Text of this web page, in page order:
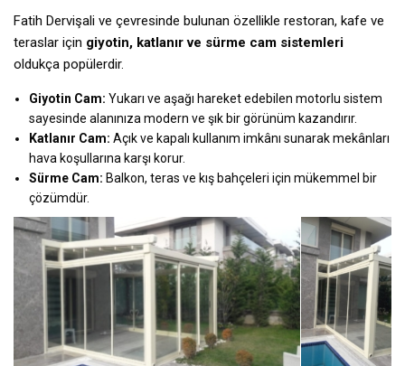
Fatih Dervişali ve çevresinde bulunan özellikle restoran, kafe ve
teraslar için giyotin, katlanır ve sürme cam sistemleri
oldukça popülerdir.
Giyotin Cam: Yukarı ve aşağı hareket edebilen motorlu sistem
sayesinde alanınıza modern ve şık bir görünüm kazandırır.
Katlanır Cam: Açık ve kapalı kullanım imkânı sunarak mekânları
hava koşullarına karşı korur.
Sürme Cam: Balkon, teras ve kış bahçeleri için mükemmel bir
çözümdür.